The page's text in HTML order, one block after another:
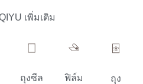
เพิ่มเติม
ถุงซีล
ฟิล์ม
ถุง